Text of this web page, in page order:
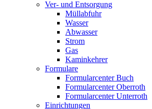
Ver- und Entsorgung
Müllabfuhr
Wasser
Abwasser
Strom
Gas
Kaminkehrer
Formulare
Formularcenter Buch
Formularcenter Oberroth
Formularcenter Unterroth
Einrichtungen